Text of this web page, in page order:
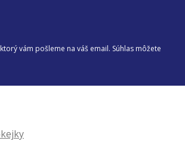
vám pošleme na váš email. Súhlas môžete